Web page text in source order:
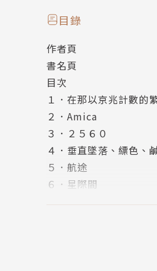
藉由星際間通訊設備互
每封上限5KB信件蘊含
以及內心深處持續堆砌
予謙、青梅竹馬的千芳
他們的感情能否跨越一
【人物介紹】
予謙
外星語言學系研究生
目錄
作者頁
書名頁
目次
１．在那以京兆計數的
２．Amica
３．２５６０
４．垂直墜落、縹色、
５．航途
６．星際間